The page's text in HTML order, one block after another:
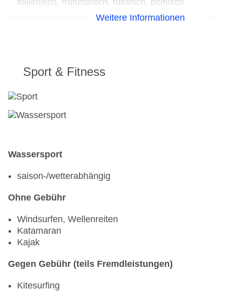
italienisch, französisch, russisch, polnisch
russisch, polnisch
Weitere Informationen
Sport & Fitness
Wassersport
saison-/wetterabhängig
Ohne Gebühr
Windsurfen, Wellenreiten
Katamaran
Kajak
Gegen Gebühr (teils Fremdleistungen)
Kitesurfing